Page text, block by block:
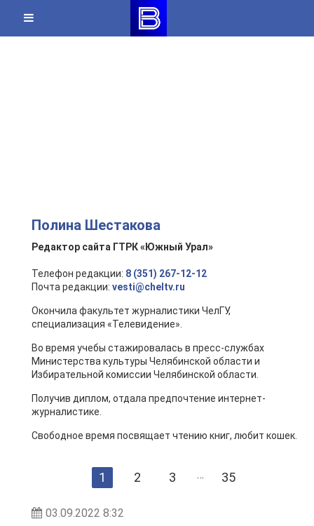
content
Полина Шестакова
Редактор сайта ГТРК «Южный Урал»
Телефон редакции: 8 (351) 267-12-12
Почта редакции: vesti@cheltv.ru
Окончила факультет журналистики ЧелГУ,
специализация «Телевидение».
Во время учебы стажировалась в пресс-службах
Министерства культуры Челябинской области и
Избирательной комиссии Челябинской области.
Получив диплом, отдала предпочтение интернет-
журналистике.
Свободное время посвящает чтению книг, любит кошек.
1 2 3 … 35
03.09.2022 8:32